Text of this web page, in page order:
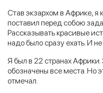
Став экзархом в Африке, я
поставил перед собою
Рассказывать красивые
надо было сразу ехать. И
Я был в 22 странах
обозначены все места. Но
отмечал.